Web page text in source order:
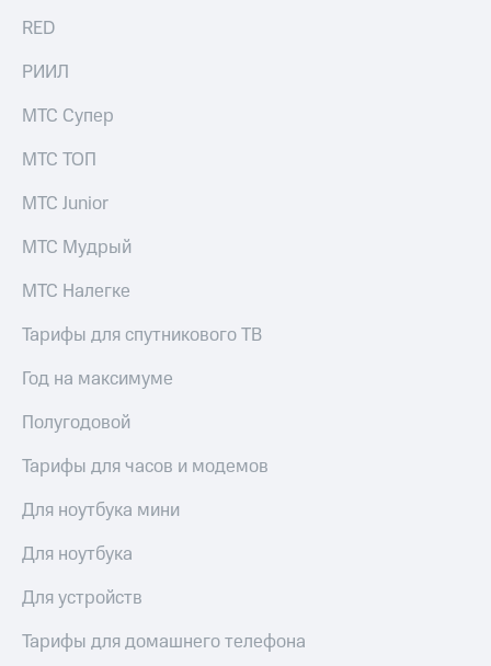
RED
РИИЛ
МТС Супер
МТС ТОП
МТС Junior
МТС Мудрый
МТС Налегке
Тарифы для спутникового ТВ
Год на максимуме
Полугодовой
Тарифы для часов и модемов
Для ноутбука мини
Для ноутбука
Для устройств
Тарифы для домашнего телефона